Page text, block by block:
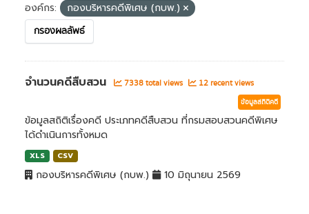
องค์กร:
กองบริหารคดีพิเศษ (กบพ.)
กรองผลลัพธ์
จำนวนคดีสืบสวน 7338 total views 12 recent views
ข้อมูลสถิติคดี
ข้อมูลสถิติเรื่องคดี ประเภทคดีสืบสวน ที่กรมสอบสวนคดีพิเศษ
ได้ดำเนินการทั้งหมด
XLS CSV
กองบริหารคดีพิเศษ (กบพ.) 10 มิถุนายน 2569